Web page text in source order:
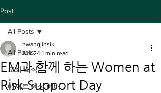
Post
All Posts
교회 소식
에제르 여성 예배
All Posts
EM과 함께 하는 Women at
Risk Support Day
hwangjinsik
Apr 24 1 min read